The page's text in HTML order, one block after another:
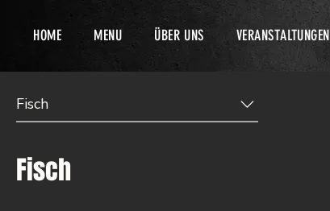
HOME MENU ÜBER UNS VERANSTALTUNGEN
Fisch
Fisch